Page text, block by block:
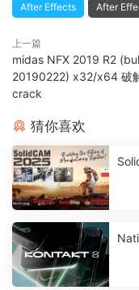
After Effects
After
上一篇
midas NFX 2019 R2
20190222) x32/x64 破
crack
猜你喜欢